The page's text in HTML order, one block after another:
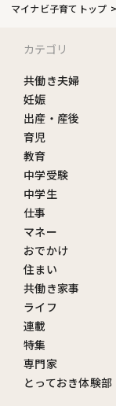
マイナビ子育てトップ
カテゴリ
共働き夫婦
妊娠
出産・産後
育児
教育
中学受験
中学生
仕事
マネー
おでかけ
住まい
共働き家事
ライフ
連載
特集
専門家
とっておき体験部